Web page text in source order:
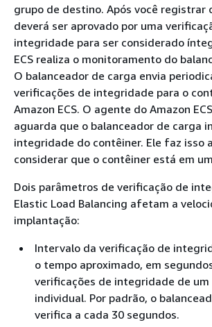
grupo de destino. Após você registrar
deverá ser aprovado por uma
integridade para ser considerado
ECS realiza o monitoramento do
O balanceador de carga envia
verificações de integridade para o
Amazon ECS. O agente do Amazon
aguarda que o balanceador de carga
integridade do contêiner. Ele faz isso
considerar que o contêiner está em
Dois parâmetros de verificação de
Elastic Load Balancing afetam a
implantação:
Intervalo da verificação de
o tempo aproximado, em
verificações de integridade de
individual. Por padrão, o
verifica a cada 30 segundos.